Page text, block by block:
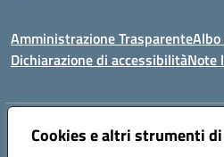
Cookies e altri strumenti
Amministrazione Trasparente
Dichiarazione di accessibilitàNote
Indirizzo:Via Coniugi Crigna – Cap.